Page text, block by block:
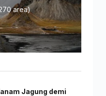
area)
Jagung demi